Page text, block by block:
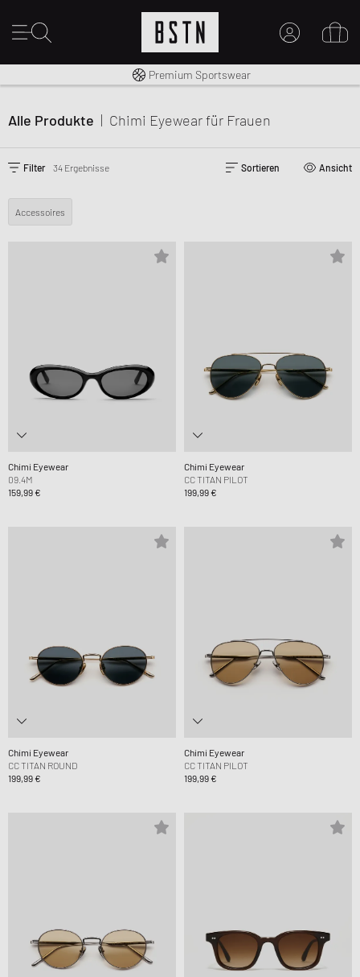
EINEN ACCOUNT ERSTELLEN
Kostenloser Versand nach DE ab € 70
Premium Sportswear
Alle Produkte | Chimi Eyewearfür Frauen
Filter 34 Ergebnisse Sortieren Ansicht
Accessoires
Chimi Eyewear
09.4M
159,99 €
Chimi Eyewear
CC TITAN PILOT
199,99 €
Chimi Eyewear
CC TITAN ROUND
199,99 €
Chimi Eyewear
CC TITAN PILOT
199,99 €